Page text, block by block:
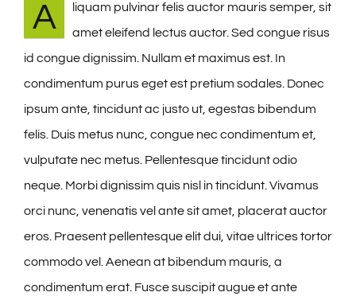
A
liquam pulvinar felis auctor mauris semper, sit
amet eleifend lectus auctor. Sed congue risus
id congue dignissim. Nullam et maximus est. In
condimentum purus eget est pretium sodales. Donec
ipsum ante, tincidunt ac justo ut, egestas bibendum
felis. Duis metus nunc, congue nec condimentum et,
vulputate nec metus. Pellentesque tincidunt odio
neque. Morbi dignissim quis nisl in tincidunt. Vivamus
orci nunc, venenatis vel ante sit amet, placerat auctor
eros. Praesent pellentesque elit dui, vitae ultrices tortor
commodo vel. Aenean at bibendum mauris, a
condimentum erat. Fusce suscipit augue et ante